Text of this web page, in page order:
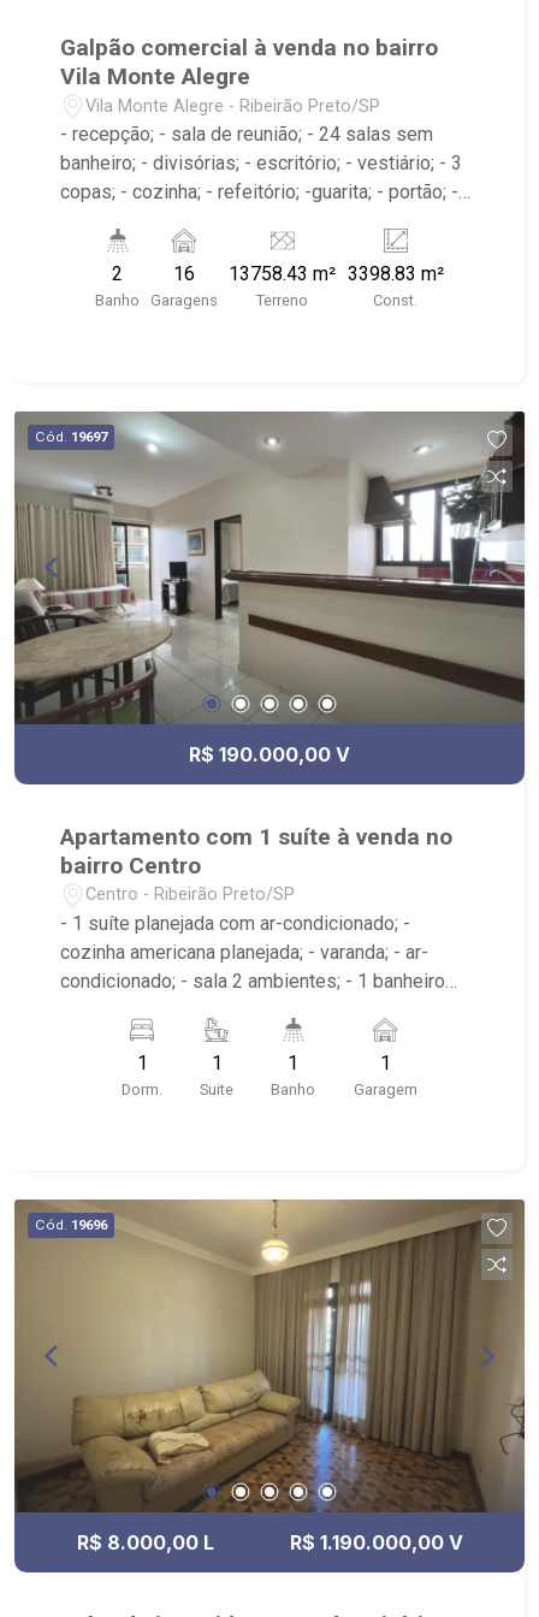
Galpão comercial à venda no bairro
Vila Monte Alegre
Vila Monte Alegre - Ribeirão Preto/SP
- recepção; - sala de reunião; - 24 salas sem
banheiro; - divisórias; - escritório; - vestiário; - 3
copas; - cozinha; - refeitório; -guarita; - portão; -
carga e descarga; - depósito; - lava rápido para
caminhão e ônibus; - área de serviço; - sacadas
com banheiro; - barracão; - 13 banheiros; -
2
Banho
16
Garagens
13758.43 m²
Terreno
3398.83 m²
Const.
Cód. 19697
R$ 190.000,00 V
Apartamento com 1 suíte à venda no
bairro Centro
Centro - Ribeirão Preto/SP
- 1 suíte planejada com ar-condicionado; -
cozinha americana planejada; - varanda; - ar-
condicionado; - sala 2 ambientes; - 1 banheiro
portaria 24h, piscina, espaço gourmet; - Próximo
ao Boteco Vila Mada, Ortopedia Alemanã, Biquinis
1
Dorm.
1
Suite
1
Banho
1
Garagem
Cód. 19696
R$ 8.000,00 L R$ 1.190.000,00 V